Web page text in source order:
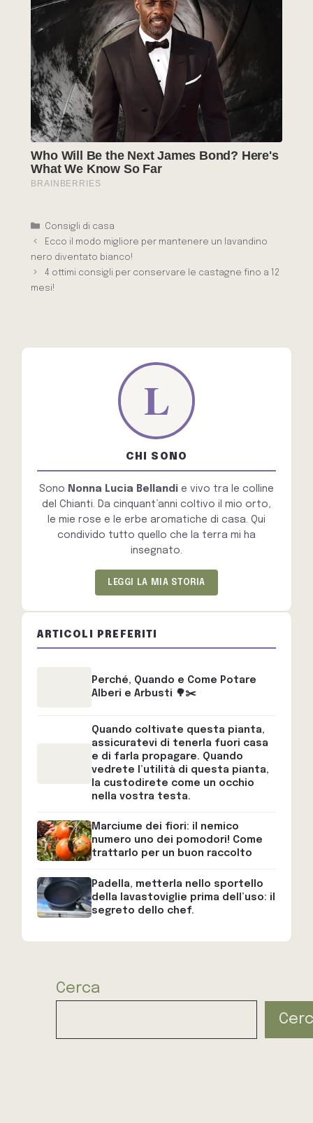
Categorie
Consigli di casa
Ecco il modo migliore per mantenere un lavandino
nero diventato bianco!
4 ottimi consigli per conservare le castagne fino a 12
mesi!
CHI SONO
Sono Nonna Lucia Bellandi e vivo tra le colline
del Chianti. Da cinquant’anni coltivo il mio orto,
le mie rose e le erbe aromatiche di casa. Qui
condivido tutto quello che la terra mi ha
insegnato.
LEGGI LA MIA STORIA
ARTICOLI PREFERITI
Perché, Quando e Come Potare
Alberi e Arbusti 🌳✂️
Quando coltivate questa pianta,
assicuratevi di tenerla fuori casa
e di farla propagare. Quando
vedrete l’utilità di questa pianta,
la custodirete come un occhio
nella vostra testa.
Marciume dei fiori: il nemico
numero uno dei pomodori! Come
trattarlo per un buon raccolto
Padella, metterla nello sportello
della lavastoviglie prima dell’uso: il
segreto dello chef.
Cerca